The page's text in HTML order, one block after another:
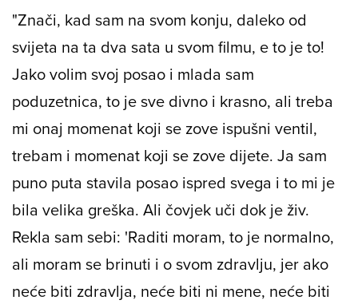
provodi u šetnji ili trčanju ili u štali sa svojom Va
Va Voom.
"Znači, kad sam na svom konju, daleko od
svijeta na ta dva sata u svom filmu, e to je to!
Jako volim svoj posao i mlada sam
poduzetnica, to je sve divno i krasno, ali treba
mi onaj momenat koji se zove ispušni ventil,
trebam i momenat koji se zove dijete. Ja sam
puno puta stavila posao ispred svega i to mi je
bila velika greška. Ali čovjek uči dok je živ.
Rekla sam sebi: 'Raditi moram, to je normalno,